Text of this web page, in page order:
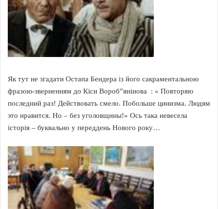
Як тут не згадати Остапа Бендера із його сакраментальною
фразою-зверненням до Кіси Вороб”янінова : « Повторяю
последний раз! Действовать смело. Побольше цинизма. Людям
это нравится. Но – без уголовщины!» Ось така невесела
історія – буквально у переддень Нового року…